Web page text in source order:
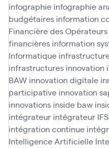
infographie infographie
budgétaires information
Financière des
financières information
Informatique
infrastructures innovation
BAW innovation digitale
participative innovation
innovations inside baw
intégrateur intégrateur IFS
intégration continue
Intelligence Artificielle